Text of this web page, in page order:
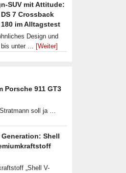
SUV mit Attitude:
7 Crossback
im Alltagstest
Design und
bis unter … [Weiter]
Porsche 911 GT3
soll ja …
Generation: Shell
„Shell V-